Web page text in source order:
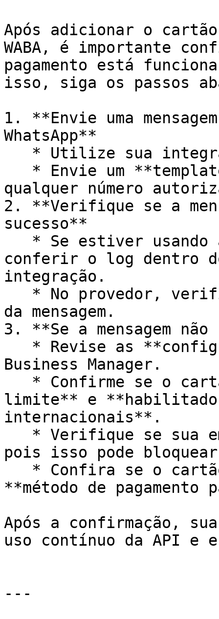
Após adicionar o
WABA, é importante
pagamento está
isso, siga os passos
1. **Envie uma
WhatsApp**
qualquer número
2. **Verifique se a
sucesso**
conferir o log dentro
integração.
da mensagem.
3. **Se a mensagem
Business Manager.
limite** e **habilitado
internacionais**.
pois isso pode bloquear
**método de pagamento
Após a confirmação,
uso contínuo da API e
---